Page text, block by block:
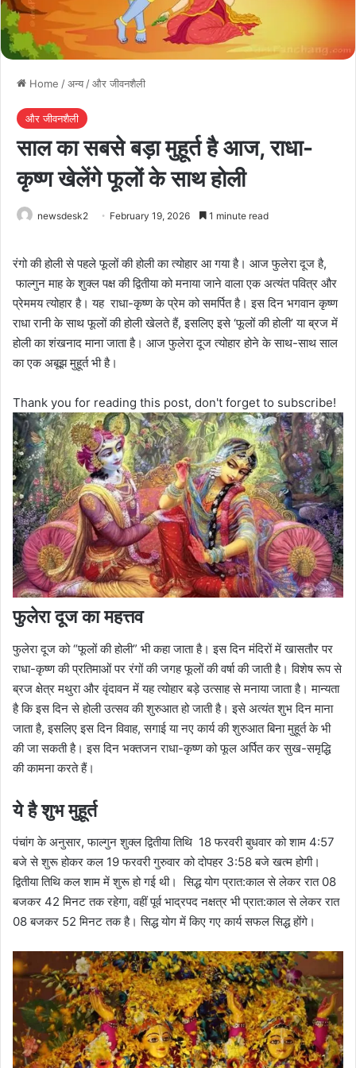
Home /अन्य /और जीवनशैली
और जीवनशैली
साल का सबसे बड़ा मुहूर्त है आज, राधा-
कृष्ण खेलेंगे फूलों के साथ होली
newsdesk2 February 19, 2026 1 minute read
रंगो की होली से पहले फूलों की होली का त्योहार आ गया है। आज फुलेरा दूज है,
फाल्गुन माह के शुक्ल पक्ष की द्वितीया को मनाया जाने वाला एक अत्यंत पवित्र और
प्रेममय त्योहार है। यह राधा-कृष्ण के प्रेम को समर्पित है। इस दिन भगवान कृष्ण
राधा रानी के साथ फूलों की होली खेलते हैं, इसलिए इसे ‘फूलों की होली’ या ब्रज में
होली का शंखनाद माना जाता है। आज फुलेरा दूज त्योहार होने के साथ-साथ साल
का एक अबूझ मुहूर्त भी है।
Thank you for reading this post, don't forget to subscribe!
फुलेरा दूज का महत्तव
फुलेरा दूज को “फूलों की होली” भी कहा जाता है। इस दिन मंदिरों में खासतौर पर
राधा-कृष्ण की प्रतिमाओं पर रंगों की जगह फूलों की वर्षा की जाती है। विशेष रूप से
ब्रज क्षेत्र मथुरा और वृंदावन में यह त्योहार बड़े उत्साह से मनाया जाता है। मान्यता
है कि इस दिन से होली उत्सव की शुरुआत हो जाती है। इसे अत्यंत शुभ दिन माना
जाता है, इसलिए इस दिन विवाह, सगाई या नए कार्य की शुरुआत बिना मुहूर्त के भी
की जा सकती है। इस दिन भक्तजन राधा-कृष्ण को फूल अर्पित कर सुख-समृद्धि
की कामना करते हैं।
ये है शुभ मुहूर्त
पंचांग के अनुसार, फाल्गुन शुक्ल द्वितीया तिथि 18 फरवरी बुधवार को शाम 4:57
बजे से शुरू होकर कल 19 फरवरी गुरुवार को दोप​हर 3:58 बजे खत्म होगी।
द्वितीया तिथि कल शाम में शुरू हो गई थी। सिद्ध योग प्रात:काल से लेकर रात 08
बजकर 42 मिनट तक रहेगा, वहीं पूर्व भाद्रपद नक्षत्र भी प्रात:काल से लेकर रात
08 बजकर 52 मिनट तक है। सिद्ध योग में किए गए कार्य सफल सिद्ध होंगे।